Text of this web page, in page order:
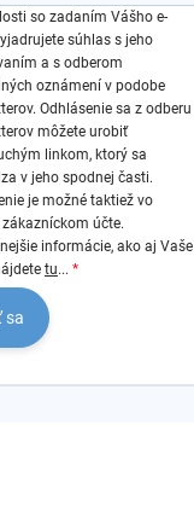
so zadaním Vášho e-
súhlas s jeho
a s odberom
oznámení v podobe
Odhlásenie sa z odberu
môžete urobiť
linkom, ktorý sa
v jeho spodnej časti.
je možné taktiež vo
účte.
informácie, ako aj Vaše
tu...
sa